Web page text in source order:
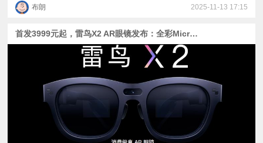
验
布朗 2025-11-13 17:15
首发3999元起，雷鸟X2 AR眼镜发布：全彩MicroLED光波导+高通XR2